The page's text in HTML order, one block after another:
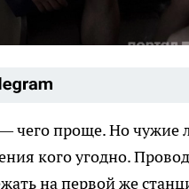
— чего проще. Но
кого угодно.
на первой же